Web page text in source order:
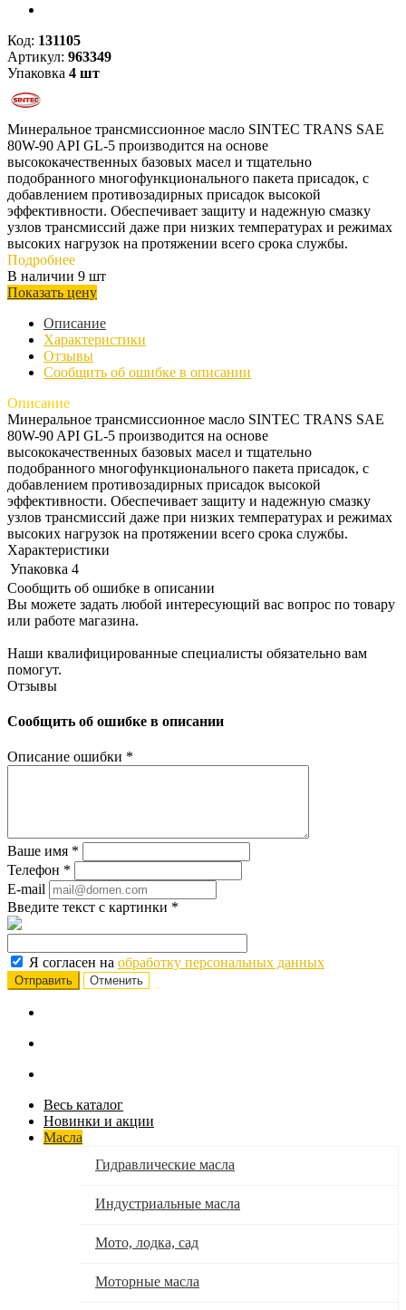
Код: 131105
Артикул: 963349
Упаковка 4 шт
Минеральное трансмиссионное масло SINTEC TRANS SAE
80W-90 API GL-5 производится на основе
высококачественных базовых масел и тщательно
подобранного многофункционального пакета присадок, с
добавлением противозадирных присадок высокой
эффективности. Обеспечивает защиту и надежную смазку
узлов трансмиссий даже при низких температурах и режимах
высоких нагрузок на протяжении всего срока службы.
Подробнее
В наличии 9 шт
Показать цену
Описание
Характеристики
Отзывы
Сообщить об ошибке в описании
Описание
Минеральное трансмиссионное масло SINTEC TRANS SAE
80W-90 API GL-5 производится на основе
высококачественных базовых масел и тщательно
подобранного многофункционального пакета присадок, с
добавлением противозадирных присадок высокой
эффективности. Обеспечивает защиту и надежную смазку
узлов трансмиссий даже при низких температурах и режимах
высоких нагрузок на протяжении всего срока службы.
Характеристики
Упаковка 4
Сообщить об ошибке в описании
Вы можете задать любой интересующий вас вопрос по товару
или работе магазина.
Наши квалифицированные специалисты обязательно вам
помогут.
Отзывы
Сообщить об ошибке в описании
Описание ошибки *
Ваше имя *
Телефон *
E-mail
Введите текст с картинки *
Я согласен на обработку персональных данных
Отменить
Весь каталог
Новинки и акции
Масла
Гидравлические масла
Индустриальные масла
Мото, лодка, сад
Моторные масла